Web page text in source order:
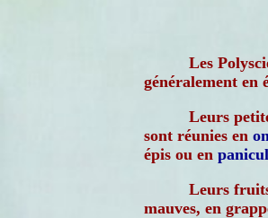
Les
généralement en
Leurs
sont réunies en
épis ou en
Leurs
mauves, en